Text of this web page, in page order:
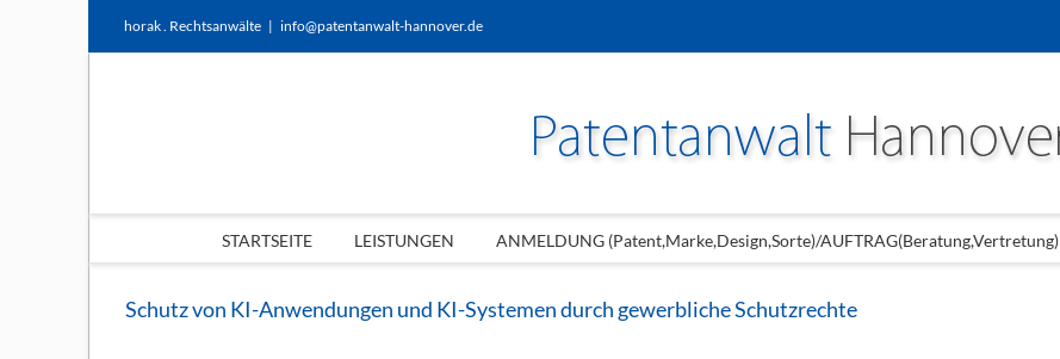
horak . Rechtsanwälte | info@patentanwalt-hannover.de
STARTSEITE LEISTUNGEN ANMELDUNG (Patent,Marke,Design,Sorte)/AUFTRAG(Beratung,Vertretung)
Schutz von KI-Anwendungen und KI-Systemen durch gewerbliche Schutzrechte